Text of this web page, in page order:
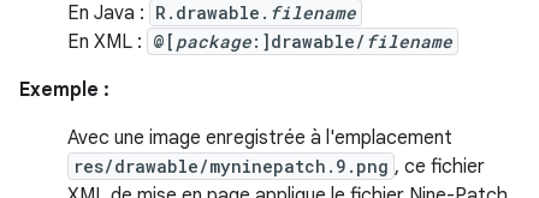
En Java : R.drawable. filename
En XML : @[ package:]drawable/ filename
Exemple :
Avec une image enregistrée à l'emplacement
res/drawable/myninepatch.9.png , ce fichier